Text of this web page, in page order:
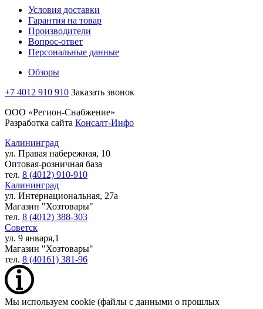
Условия доставки
Гарантия на товар
Производители
Вопрос-ответ
Персональные данные
Обзоры
+7 4012 910 910 Заказать звонок
ООО «Регион-Снабжение»
Разработка сайта Консалт-Инфо
Калининград
ул. Правая набережная, 10
Оптовая-розничная база
тел. 8 (4012) 910-910
Калининград
ул. Интернациональная, 27а
Магазин "Хозтовары"
тел. 8 (4012) 388-303
Советск
ул. 9 января,1
Магазин "Хозтовары"
тел. 8 (40161) 381-96
Мы используем cookie (файлы с данными о прошлых